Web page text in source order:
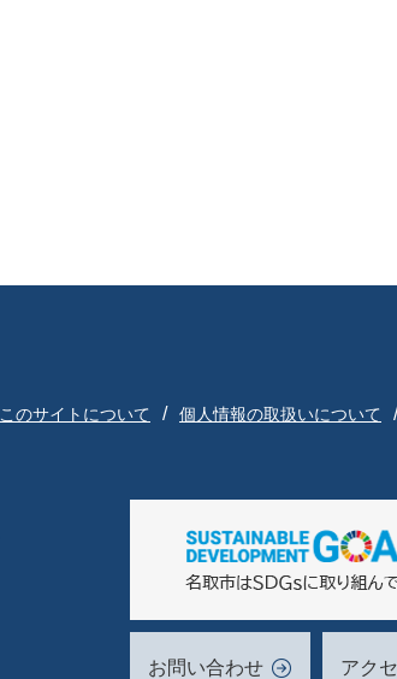
このサイトについて 個人情報の取扱いについて
お問い合わせ アク